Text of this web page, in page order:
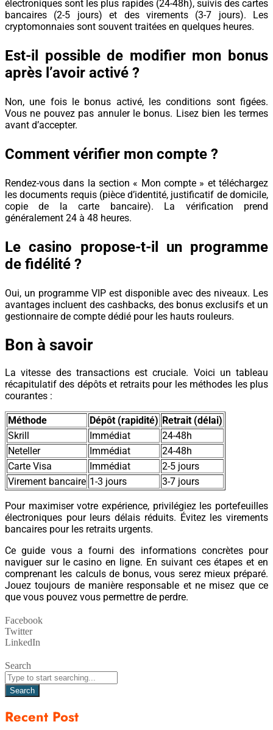
électroniques sont les plus rapides (24-48h), suivis des cartes
bancaires (2-5 jours) et des virements (3-7 jours). Les
cryptomonnaies sont souvent traitées en quelques heures.
Est-il possible de modifier mon bonus
après l’avoir activé ?
Non, une fois le bonus activé, les conditions sont figées.
Vous ne pouvez pas annuler le bonus. Lisez bien les termes
avant d’accepter.
Comment vérifier mon compte ?
Rendez-vous dans la section « Mon compte » et téléchargez
les documents requis (pièce d’identité, justificatif de domicile,
copie de la carte bancaire). La vérification prend
généralement 24 à 48 heures.
Le casino propose-t-il un programme
de fidélité ?
Oui, un programme VIP est disponible avec des niveaux. Les
avantages incluent des cashbacks, des bonus exclusifs et un
gestionnaire de compte dédié pour les hauts rouleurs.
Bon à savoir
La vitesse des transactions est cruciale. Voici un tableau
récapitulatif des dépôts et retraits pour les méthodes les plus
courantes :
Méthode Dépôt (rapidité) Retrait (délai)
Skrill
Immédiat
24-48h
Neteller
Immédiat
24-48h
Carte Visa
Immédiat
2-5 jours
Virement bancaire 1-3 jours 3-7 jours
Pour maximiser votre expérience, privilégiez les portefeuilles
électroniques pour leurs délais réduits. Évitez les virements
bancaires pour les retraits urgents.
Ce guide vous a fourni des informations concrètes pour
naviguer sur le casino en ligne. En suivant ces étapes et en
comprenant les calculs de bonus, vous serez mieux préparé.
Jouez toujours de manière responsable et ne misez que ce
que vous pouvez vous permettre de perdre.
Facebook
Twitter
LinkedIn
Search
Search
Recent Post